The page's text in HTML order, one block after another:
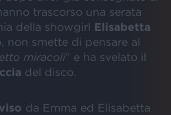
hanno trascorso una serata
della showgirl Elisabetta
non smette di pensare al
miracoli” e ha svelato il
del disco.
da Emma ed Elisabetta